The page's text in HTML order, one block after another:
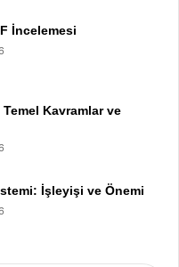
İncelemesi
Kavramlar ve
İşleyişi ve Önemi